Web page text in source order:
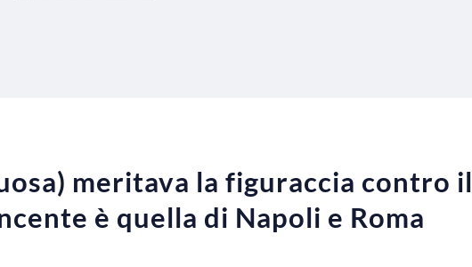
meritava la figuraccia contro il
è quella di Napoli e Roma